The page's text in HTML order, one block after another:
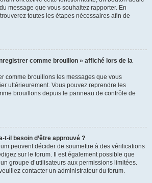
message que vous souhaitez rapporter. En
toutes les étapes nécessaires afin de
comme brouillon » affiché lors de la
comme brouillons les messages que vous
ultérieurement. Vous pouvez reprendre les
brouillons depuis le panneau de contrôle de
t-il besoin d’être approuvé ?
peuvent décider de soumettre à des vérifications
sur le forum. Il est également possible que
groupe d’utilisateurs aux permissions limitées.
contacter un administrateur du forum.